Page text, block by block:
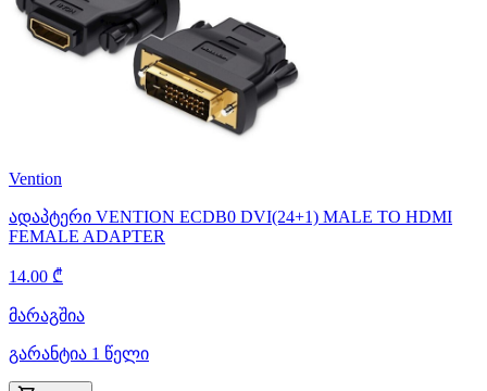
Vention
ადაპტერი VENTION ECDB0 DVI(24+1) MALE TO HDMI
FEMALE ADAPTER
14.00 ₾
მარაგშია
გარანტია 1 წელი